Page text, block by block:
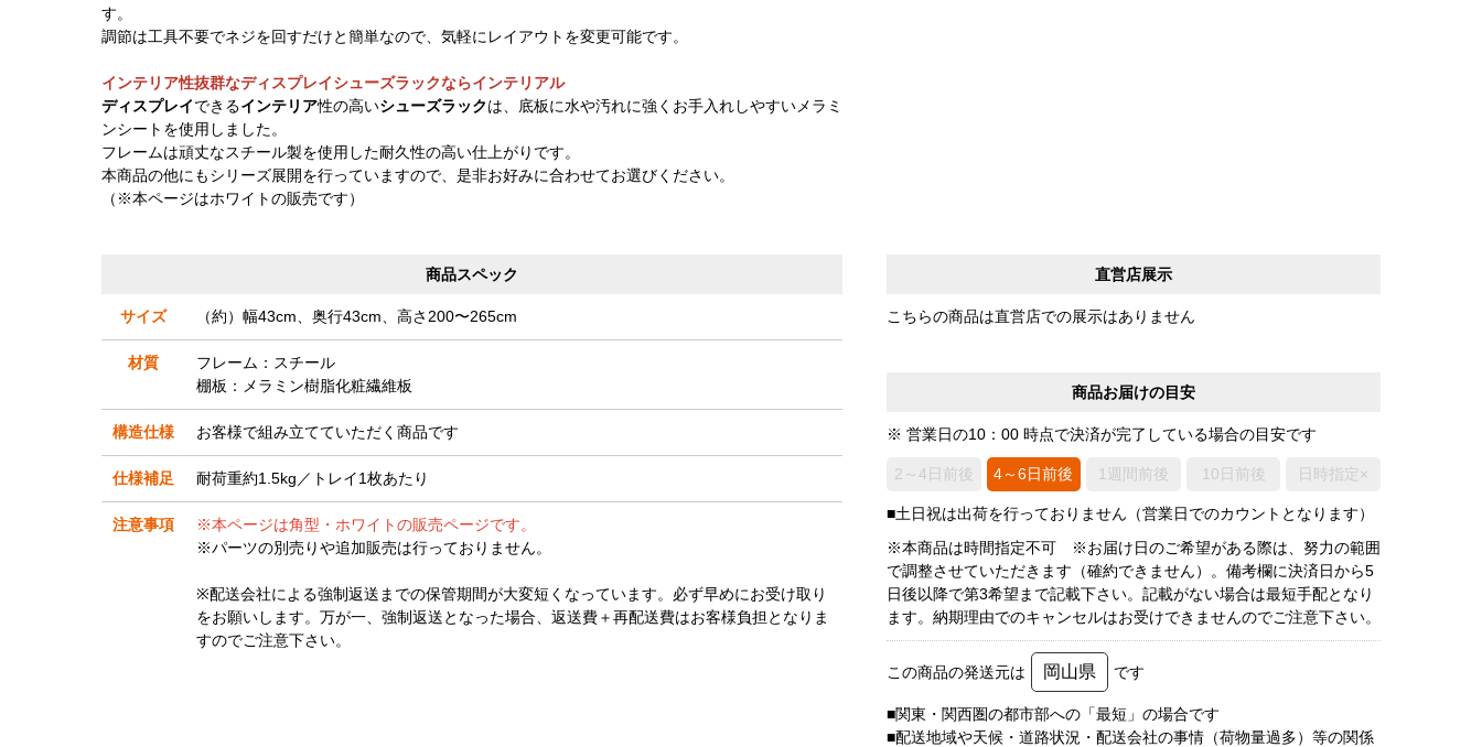
す。
調節は工具不要でネジを回すだけと簡単なので、気軽にレイアウトを変更可能です。
インテリア性抜群なディスプレイシューズラックならインテリアル
ディスプレイできるインテリア性の高いシューズラックは、底板に水や汚れに強くお手入れしやすいメラミ
ンシートを使用しました。
フレームは頑丈なスチール製を使用した耐久性の高い仕上がりです。
本商品の他にもシリーズ展開を行っていますので、是非お好みに合わせてお選びください。
（※本ページはホワイトの販売です）
直営店展示
こちらの商品は直営店での展示はありません
商品お届けの目安
※ 営業日の10：00 時点で決済が完了している場合の目安です
2～4日前後 4～6日前後 1週間前後 10日前後 日時指定×
■土日祝は出荷を行っておりません（営業日でのカウントとなります）
※本商品は時間指定不可 ※お届け日のご希望がある際は、努力の範囲
で調整させていただきます（確約できません）。備考欄に決済日から5
日後以降で第3希望まで記載下さい。記載がない場合は最短手配となり
ます。納期理由でのキャンセルはお受けできませんのでご注意下さい。
この商品の発送元は 岡山県 です
■関東・関西圏の都市部への「最短」の場合です
■配送地域や天候・道路状況・配送会社の事情（荷物量過多）等の関係
商品スペック
サイズ （約）幅43cm、奥行43cm、高さ200〜265cm
材質
フレーム：スチール
棚板：メラミン樹脂化粧繊維板
構造仕様 お客様で組み立てていただく商品です
仕様補足 耐荷重約1.5kg／トレイ1枚あたり
注意事項
※本ページは角型・ホワイトの販売ページです。
※パーツの別売りや追加販売は行っておりません。
※配送会社による強制返送までの保管期間が大変短くなっています。必ず早めにお受け取り
をお願いします。万が一、強制返送となった場合、返送費＋再配送費はお客様負担となりま
すのでご注意下さい。